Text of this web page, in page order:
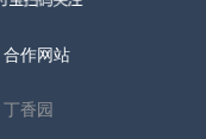
合作网站
丁香园